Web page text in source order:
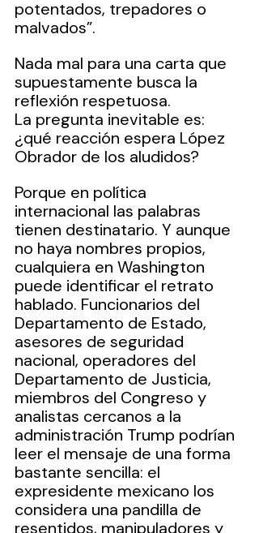
potentados, trepadores o
malvados”.
Nada mal para una carta que
supuestamente busca la
reflexión respetuosa.
La pregunta inevitable es:
¿qué reacción espera López
Obrador de los aludidos?
Porque en política
internacional las palabras
tienen destinatario. Y aunque
no haya nombres propios,
cualquiera en Washington
puede identificar el retrato
hablado. Funcionarios del
Departamento de Estado,
asesores de seguridad
nacional, operadores del
Departamento de Justicia,
miembros del Congreso y
analistas cercanos a la
administración Trump podrían
leer el mensaje de una forma
bastante sencilla: el
expresidente mexicano los
considera una pandilla de
resentidos, manipuladores y